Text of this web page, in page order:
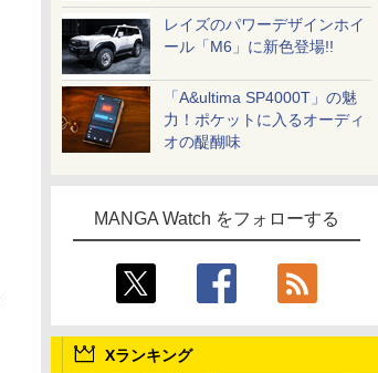
レイズのパワーデザインホイ
ール「M6」に新色登場!!
「A&ultima SP4000T」の魅
力！ポケットに入るオーディ
オの醍醐味
MANGA Watch をフォローする
Xランキング